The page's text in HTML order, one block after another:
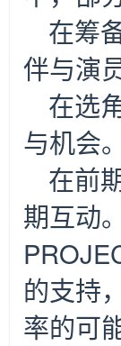
在筹
伴与演
在选
与机会。
在前
期互动
的支持
率的可